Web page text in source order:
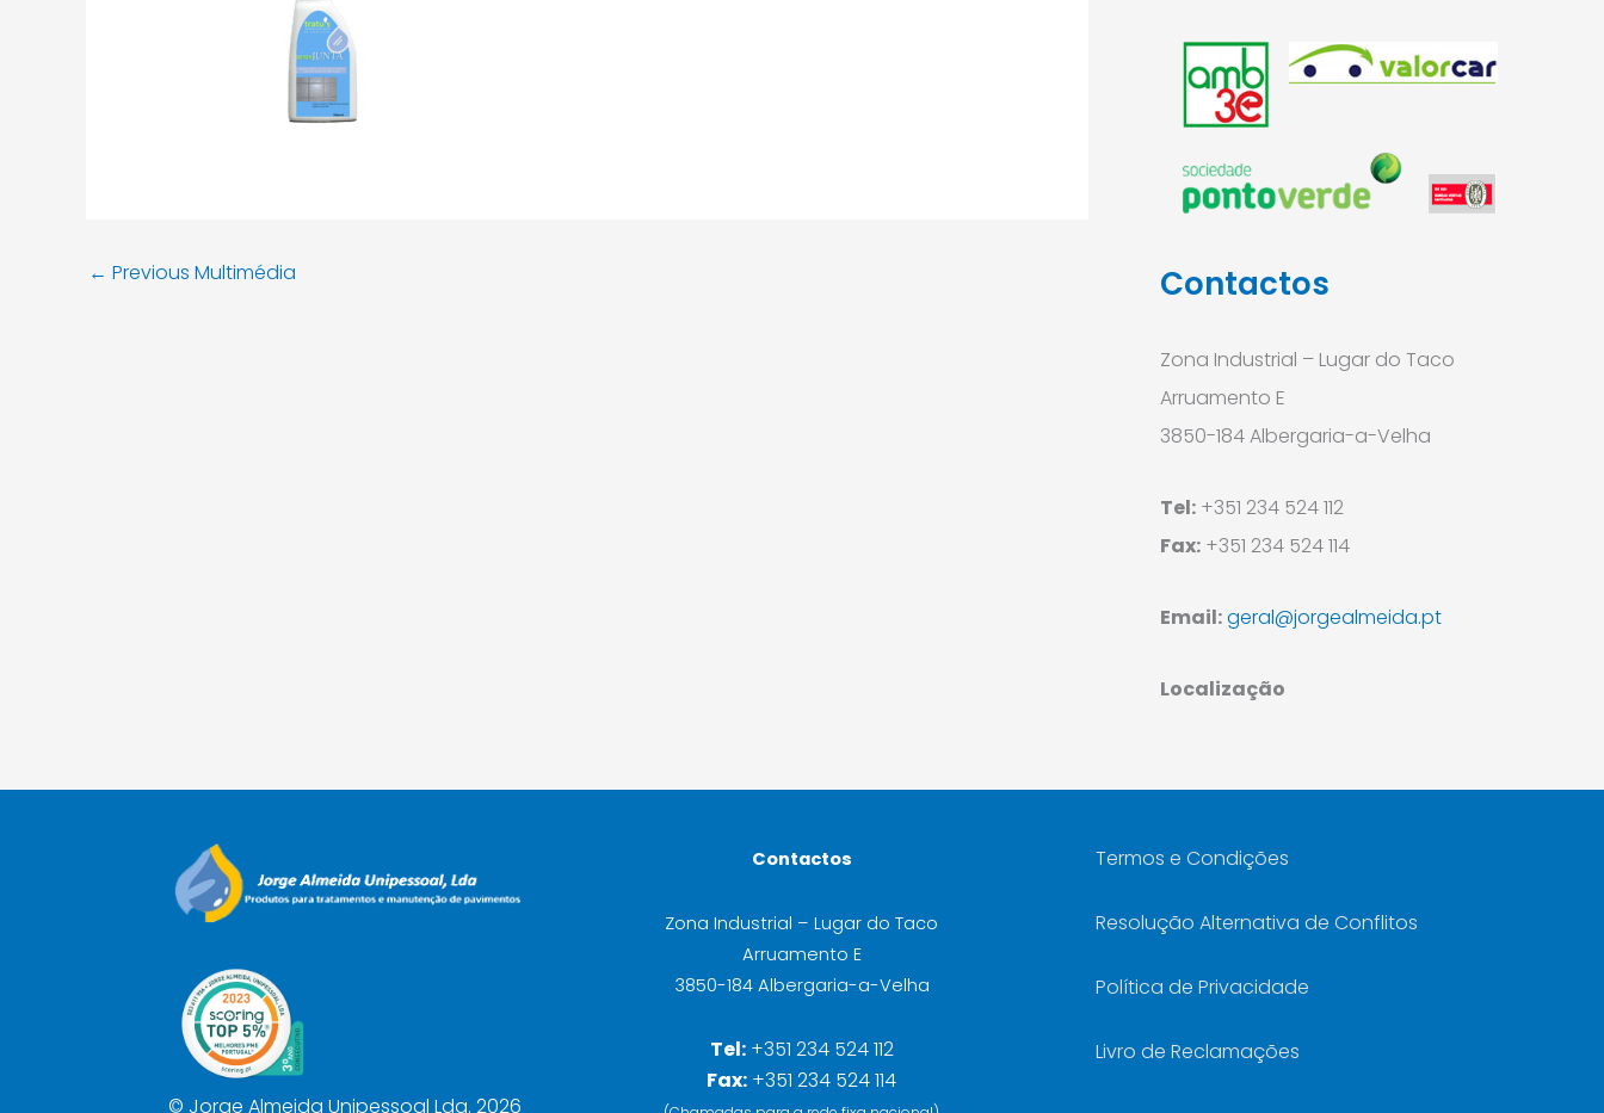
← Previous Multimédia Contactos
Zona Industrial – Lugar do Taco
Arruamento E
3850-184 Albergaria-a-Velha
Tel: +351 234 524 112
Fax: +351 234 524 114
Email:geral@jorgealmeida.pt
Localização
© Jorge Almeida Unipessoal Lda. 2026
Contactos
Zona Industrial – Lugar do Taco
Arruamento E
3850-184 Albergaria-a-Velha
Tel: +351 234 524 112
Fax: +351 234 524 114
Termos e Condições
Resolução Alternativa de Conflitos
Política de Privacidade
Livro de Reclamações